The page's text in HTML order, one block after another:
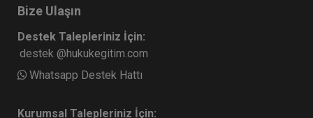
Bize Ulaşın
Destek Talepleriniz İçin:
destek @hukukegitim.com
Whatsapp Destek Hattı
Kurumsal Talepleriniz İçin: